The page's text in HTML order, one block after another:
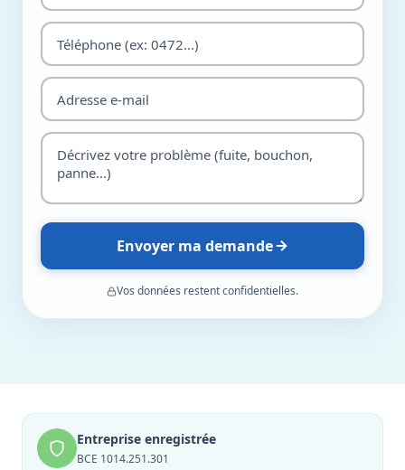
Envoyer ma demande
Vos données restent confidentielles.
Entreprise enregistrée
BCE 1014.251.301